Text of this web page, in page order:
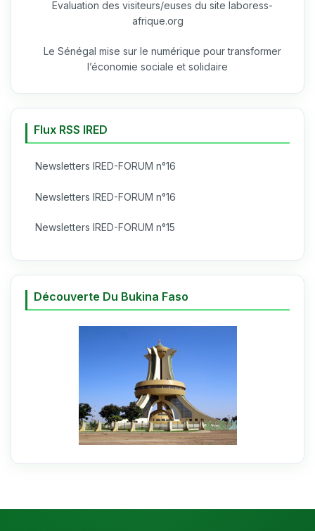
Evaluation des visiteurs/euses du site laboress-
afrique.org
Le Sénégal mise sur le numérique pour transformer
l’économie sociale et solidaire
Flux RSS IRED
Newsletters IRED-FORUM n°16
Newsletters IRED-FORUM n°16
Newsletters IRED-FORUM n°15
Découverte Du Bukina Faso